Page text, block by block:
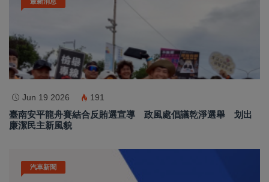
Jun 19 2026 191
臺南安平龍舟賽結合反賄選宣導 政風處倡議乾淨選舉 划出
廉潔民主新風貌
汽車新聞